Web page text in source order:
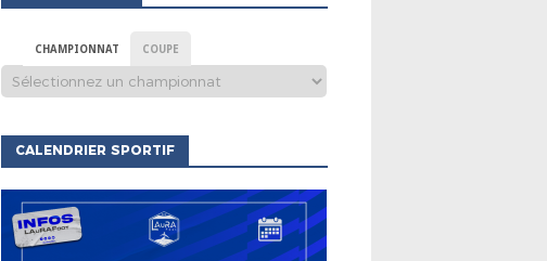
CHAMPIONNAT COUPE
CALENDRIER SPORTIF